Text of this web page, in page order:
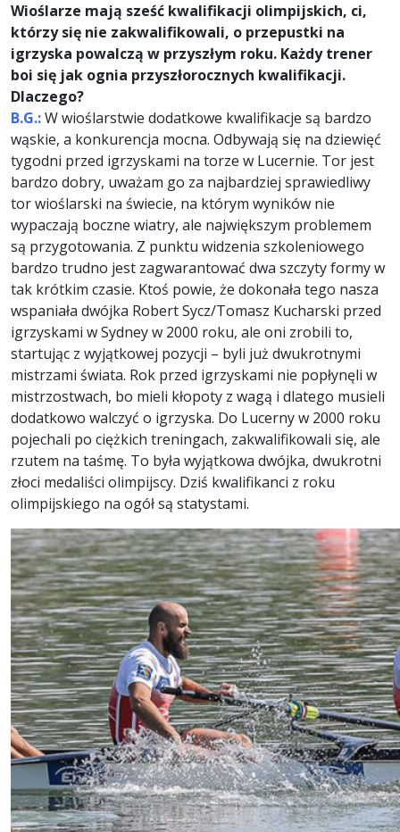
Wioślarze mają sześć kwalifikacji olimpijskich, ci,
którzy się nie zakwalifikowali, o przepustki na
igrzyska powalczą w przyszłym roku. Każdy trener
boi się jak ognia przyszłorocznych kwalifikacji.
Dlaczego?
B.G.:W wioślarstwie dodatkowe kwalifikacje są bardzo
wąskie, a konkurencja mocna. Odbywają się na dziewięć
tygodni przed igrzyskami na torze w Lucernie. Tor jest
bardzo dobry, uważam go za najbardziej sprawiedliwy
tor wioślarski na świecie, na którym wyników nie
wypaczają boczne wiatry, ale największym problemem
są przygotowania. Z punktu widzenia szkoleniowego
bardzo trudno jest zagwarantować dwa szczyty formy w
tak krótkim czasie. Ktoś powie, że dokonała tego nasza
wspaniała dwójka Robert Sycz/Tomasz Kucharski przed
igrzyskami w Sydney w 2000 roku, ale oni zrobili to,
startując z wyjątkowej pozycji – byli już dwukrotnymi
mistrzami świata. Rok przed igrzyskami nie popłynęli w
mistrzostwach, bo mieli kłopoty z wagą i dlatego musieli
dodatkowo walczyć o igrzyska. Do Lucerny w 2000 roku
pojechali po ciężkich treningach, zakwalifikowali się, ale
rzutem na taśmę. To była wyjątkowa dwójka, dwukrotni
złoci medaliści olimpijscy. Dziś kwalifikanci z roku
olimpijskiego na ogół są statystami.